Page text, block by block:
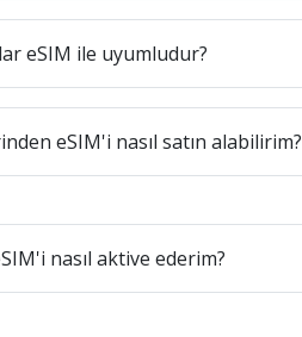
eSIM ile uyumludur?
eSIM'i nasıl satın alabilirim?
nasıl aktive ederim?